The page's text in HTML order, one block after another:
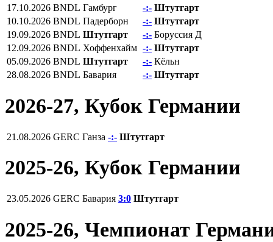
17.10.2026 BNDL Гамбург -:- Штутгарт
10.10.2026 BNDL Падерборн -:- Штутгарт
19.09.2026 BNDL Штутгарт -:- Боруссия Д
12.09.2026 BNDL Хоффенхайм -:- Штутгарт
05.09.2026 BNDL Штутгарт -:- Кёльн
28.08.2026 BNDL Бавария -:- Штутгарт
2026-27, Кубок Германии
21.08.2026 GERC Ганза -:- Штутгарт
2025-26, Кубок Германии
23.05.2026 GERC Бавария 3:0 Штутгарт
2025-26, Чемпионат